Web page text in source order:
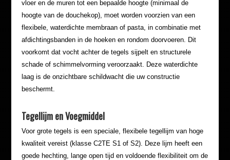
vloer en de muren tot een bepaalde hoogte (minimaal de
hoogte van de douchekop), moet worden voorzien van een
flexibele, waterdichte membraan of pasta, in combinatie met
afdichtingsbanden in de hoeken en rondom doorvoeren. Dit
voorkomt dat vocht achter de tegels sijpelt en structurele
schade of schimmelvorming veroorzaakt. Deze waterdichte
laag is de onzichtbare schildwacht die uw constructie
beschermt.
Tegellijm en Voegmiddel
Voor grote tegels is een speciale, flexibele tegellijm van hoge
kwaliteit vereist (klasse C2TE S1 of S2). Deze lijm heeft een
goede hechting, lange open tijd en voldoende flexibiliteit om de